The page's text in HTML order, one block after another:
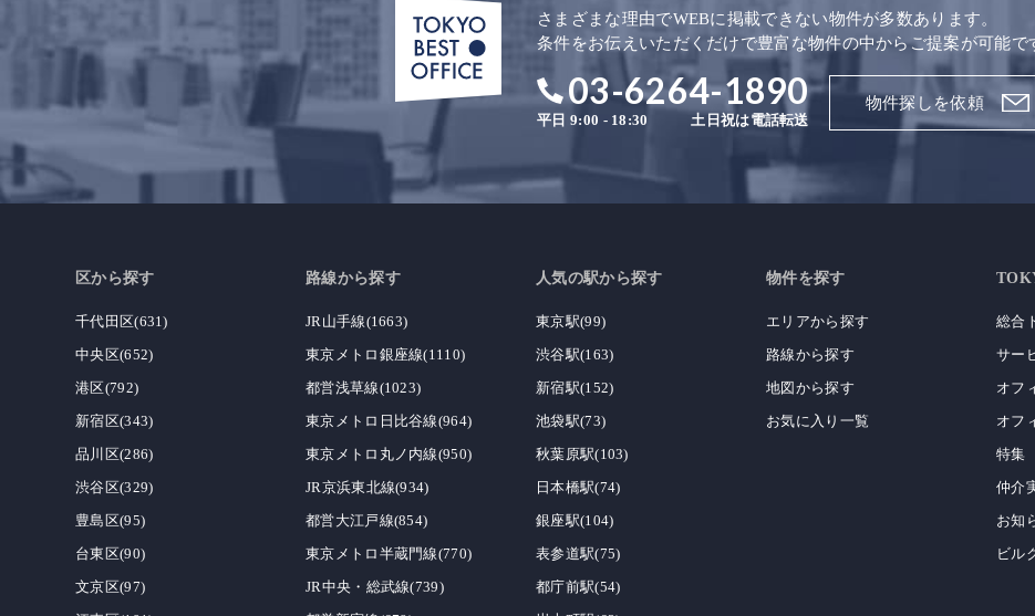
さまざまな理由でWEBに掲載できない物件が多数あります。
条件をお伝えいただくだけで豊富な物件の中からご提案が可能で
03-6264-1890
平日 9:00 - 18:30 土日祝は電話転送
物件探しを依頼
区から探す
千代田区(631)
中央区(652)
港区(792)
新宿区(343)
品川区(286)
渋谷区(329)
豊島区(95)
台東区(90)
文京区(97)
路線から探す
JR山手線(1663)
東京メトロ銀座線(1110)
都営浅草線(1023)
東京メトロ日比谷線(964)
東京メトロ丸ノ内線(950)
JR京浜東北線(934)
都営大江戸線(854)
東京メトロ半蔵門線(770)
JR中央・総武線(739)
人気の駅から探す
東京駅(99)
渋谷駅(163)
新宿駅(152)
池袋駅(73)
秋葉原駅(103)
日本橋駅(74)
銀座駅(104)
表参道駅(75)
都庁前駅(54)
物件を探す
エリアから探す
路線から探す
地図から探す
お気に入り一覧
総合
サー
オフ
オフ
特集
仲介
お知
ビル